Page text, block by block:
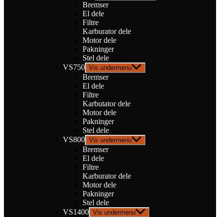
Bremser
El dele
Filtre
Karburator dele
Motor dele
Pakninger
Stel dele
VS750 Vis undermenu
Bremser
El dele
Filtre
Karbutator dele
Motor dele
Pakninger
Stel dele
VS800 Vis undermenu
Bremser
El dele
Filtre
Karburator dele
Motor dele
Pakninger
Stel dele
VS1400 Vis undermenu